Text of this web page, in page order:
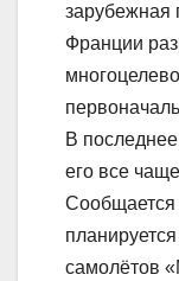
зарубежная
Франции
В
его все
Сообщается
самолётов